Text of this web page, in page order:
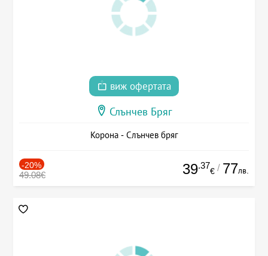
виж офертата
Слънчев Бряг
Корона - Слънчев бряг
-20%
49.08€ 39.37
€ / 77лв.